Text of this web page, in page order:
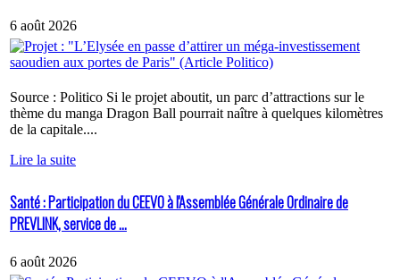
6 août 2026
Source : Politico Si le projet aboutit, un parc d’attractions sur le
thème du manga Dragon Ball pourrait naître à quelques kilomètres
de la capitale....
Lire la suite
Santé : Participation du CEEVO à l'Assemblée Générale Ordinaire de
PREVLINK, service de ...
6 août 2026